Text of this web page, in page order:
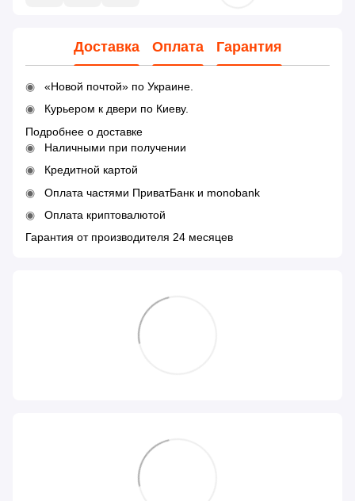
Доставка Оплата Гарантия
«Новой почтой» по Украине.
Курьером к двери по Киеву.
Подробнее о доставке
Наличными при получении
Кредитной картой
Оплата частями ПриватБанк и monobank
Оплата криптовалютой
Гарантия от производителя 24 месяцев